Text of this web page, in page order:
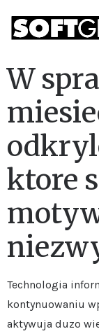
W
ktore
Technologia
kontynuowaniu
aktywuja duzo